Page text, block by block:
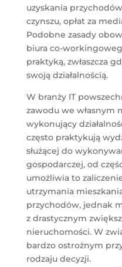
uzyskania
czynszu, opłat za
Podobne zasady
biura co-
praktyką, zwłaszcza
swoją działalnością.
W branży IT
zawodu we własnym
wykonujący
często praktykują
służącej do
gospodarczej, od
umożliwia to
utrzymania
przychodów, jednak
z drastycznym
nieruchomości. W
bardzo ostrożnym
rodzaju decyzji.